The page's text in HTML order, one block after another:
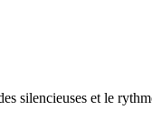
silencieuses et le